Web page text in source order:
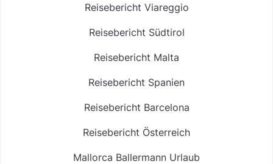
Reisebericht Viareggio
Reisebericht Südtirol
Reisebericht Malta
Reisebericht Spanien
Reisebericht Barcelona
Reisebericht Österreich
Mallorca Ballermann Urlaub